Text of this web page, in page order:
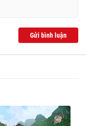
Gửi bình luận